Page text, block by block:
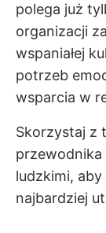
polega już
organizacji
wspaniałej
potrzeb
wsparcia w
Skorzystaj z
przewodnika
ludzkimi,
najbardziej